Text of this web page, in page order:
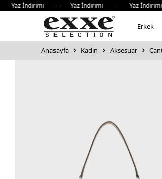
İndirimi - Yaz İndirimi - Yaz
Erkek
Anasayfa Kadın Aksesuar